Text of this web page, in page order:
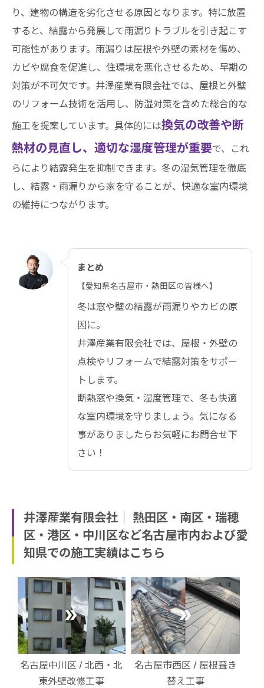
り、建物の構造を劣化させる原因となります。特に放置
すると、結露から発展して雨漏りトラブルを引き起こす
可能性があります。雨漏りは屋根や外壁の素材を傷め、
カビや腐食を促進し、住環境を悪化させるため、早期の
対策が不可欠です。井澤産業有限会社では、屋根と外壁
のリフォーム技術を活用し、防湿対策を含めた総合的な
施工を提案しています。具体的には換気の改善や断
熱材の見直し、適切な湿度管理が重要で、これ
らにより結露発生を抑制できます。冬の湿気管理を徹底
し、結露・雨漏りから家を守ることが、快適な室内環境
の維持につながります。
まとめ
【愛知県名古屋市・熱田区の皆様へ】
冬は窓や壁の結露が雨漏りやカビの原
因に。
井澤産業有限会社では、屋根・外壁の
点検やリフォームで結露対策をサポー
トします。
断熱窓や換気・湿度管理で、冬も快適
な室内環境を守りましょう。気になる
事がありましたらお気軽にお問合せ下
さい！
井澤産業有限会社│ 熱田区・南区・瑞穂
区・港区・中川区など名古屋市内および愛
知県での施工実績はこちら
名古屋市西区 / 屋根葺き
替え工事
名古屋市港区 / 外装改修
工事